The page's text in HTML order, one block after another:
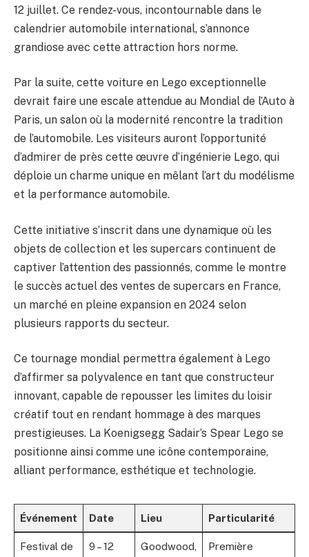
12 juillet. Ce rendez-vous, incontournable dans le
calendrier automobile international, s’annonce
grandiose avec cette attraction hors norme.
Par la suite, cette voiture en Lego exceptionnelle
devrait faire une escale attendue au Mondial de l’Auto à
Paris, un salon où la modernité rencontre la tradition
de l’automobile. Les visiteurs auront l’opportunité
d’admirer de près cette œuvre d’ingénierie Lego, qui
déploie un charme unique en mêlant l’art du modélisme
et la performance automobile.
Cette initiative s’inscrit dans une dynamique où les
objets de collection et les supercars continuent de
captiver l’attention des passionnés, comme le montre
le succès actuel des ventes de supercars en France,
un marché en pleine expansion en 2024 selon
plusieurs rapports du secteur.
Ce tournage mondial permettra également à Lego
d’affirmer sa polyvalence en tant que constructeur
innovant, capable de repousser les limites du loisir
créatif tout en rendant hommage à des marques
prestigieuses. La Koenigsegg Sadair’s Spear Lego se
positionne ainsi comme une icône contemporaine,
alliant performance, esthétique et technologie.
Événement Date Lieu Particularité
Festival de
9 – 12
Goodwood,
Première